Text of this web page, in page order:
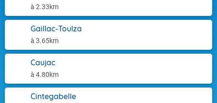
à 2.33km
Gaillac-Toulza
à 3.65km
Caujac
à 4.80km
Cintegabelle